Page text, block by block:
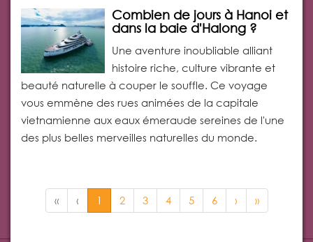
Combien de jours à Hanoi et
dans la baie d'Halong ?
Une aventure inoubliable alliant
histoire riche, culture vibrante et
beauté naturelle à couper le souffle. Ce voyage
vous emmène des rues animées de la capitale
vietnamienne aux eaux émeraude sereines de l'une
des plus belles merveilles naturelles du monde.
« ‹ 1 2 3 4 5 6 › »